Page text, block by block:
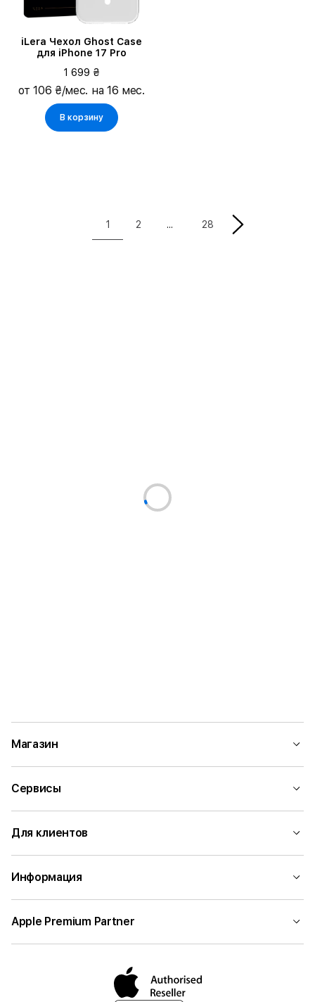
iLera Чехол Ghost Case
для iPhone 17 Pro
1 699 ₴
от 106 ₴/мес. на 16 мес.
В корзину
1 2 28
Магазин
Сервисы
Для клиентов
Информация
Apple Premium Partner